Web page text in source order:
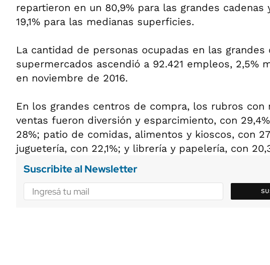
repartieron en un 80,9% para las grandes cadenas
19,1% para las medianas superficies.
La cantidad de personas ocupadas en las grandes
supermercados ascendió a 92.421 empleos, 2,5%
en noviembre de 2016.
En los grandes centros de compra, los rubros con
ventas fueron diversión y esparcimiento, con
28%; patio de comidas, alimentos y kioscos, con
juguetería, con 22,1%; y librería y papelería, con
Suscribite al Newsletter